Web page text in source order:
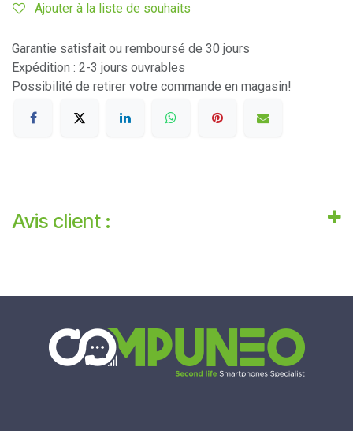
Ajouter à la liste de souhaits
Garantie satisfait ou remboursé de 30 jours
Expédition : 2-3 jours ouvrables
Possibilité de retirer votre commande en magasin!
Avis client :